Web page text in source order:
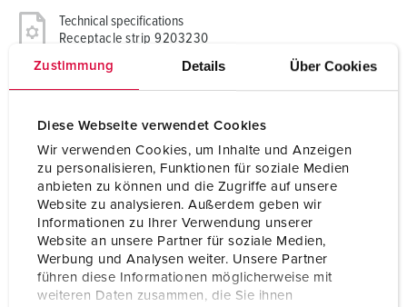
Zustimmung Details Über Cookies
Diese Webseite verwendet Cookies
Wir verwenden Cookies, um Inhalte und Anzeigen
zu personalisieren, Funktionen für soziale Medien
anbieten zu können und die Zugriffe auf unsere
Website zu analysieren. Außerdem geben wir
Informationen zu Ihrer Verwendung unserer
Website an unsere Partner für soziale Medien,
Werbung und Analysen weiter. Unsere Partner
führen diese Informationen möglicherweise mit
weiteren Daten zusammen, die Sie ihnen
Technical specifications
Receptacle strip 9203230
Protection type IP44
Maximum current load 63 A permissible total current
Enclosure material Plastic
Weight 520 g